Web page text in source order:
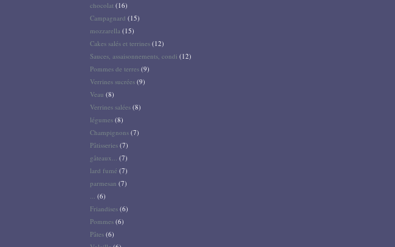
chocolat (16)
Campagnard (15)
mozzarella (15)
Cakes salés et terrines (12)
Sauces, assaisonnements, condi (12)
Pommes de terres (9)
Verrines sucrées (9)
Veau (8)
Verrines salées (8)
légumes (8)
Champignons (7)
Pâtisseries (7)
gâteaux... (7)
lard fumé (7)
parmesan (7)
... (6)
Friandises (6)
Pommes (6)
Pâtes (6)